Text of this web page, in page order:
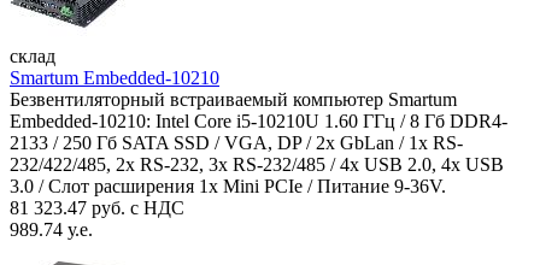
склад
Smartum Embedded-10210
Безвентиляторный встраиваемый компьютер Smartum
Embedded-10210: Intel Core i5-10210U 1.60 ГГц / 8 Гб DDR4-
2133 / 250 Гб SATA SSD / VGA, DP / 2х GbLan / 1х RS-
232/422/485, 2x RS-232, 3x RS-232/485 / 4x USB 2.0, 4х USB
3.0 / Слот расширения 1x Mini PCIe / Питание 9-36V.
81 323.47 руб. с НДС
989.74 у.е.